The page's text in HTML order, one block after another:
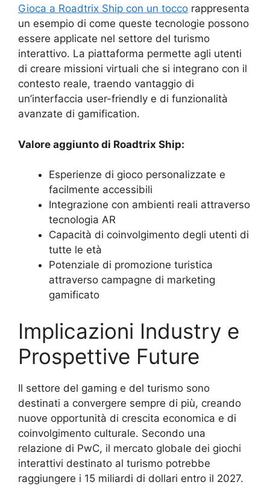
Gioca a Roadtrix Ship con un tocco rappresenta
un esempio di come queste tecnologie possono
essere applicate nel settore del turismo
interattivo. La piattaforma permette agli utenti
di creare missioni virtuali che si integrano con il
contesto reale, traendo vantaggio di
un’interfaccia user-friendly e di funzionalità
avanzate di gamification.
Valore aggiunto di Roadtrix Ship:
Esperienze di gioco personalizzate e
facilmente accessibili
Integrazione con ambienti reali attraverso
tecnologia AR
Capacità di coinvolgimento degli utenti di
tutte le età
Potenziale di promozione turistica
attraverso campagne di marketing
gamificato
Implicazioni Industry e
Prospettive Future
Il settore del gaming e del turismo sono
destinati a convergere sempre di più, creando
nuove opportunità di crescita economica e di
coinvolgimento culturale. Secondo una
relazione di PwC, il mercato globale dei giochi
interattivi destinato al turismo potrebbe
raggiungere i 15 miliardi di dollari entro il 2027.